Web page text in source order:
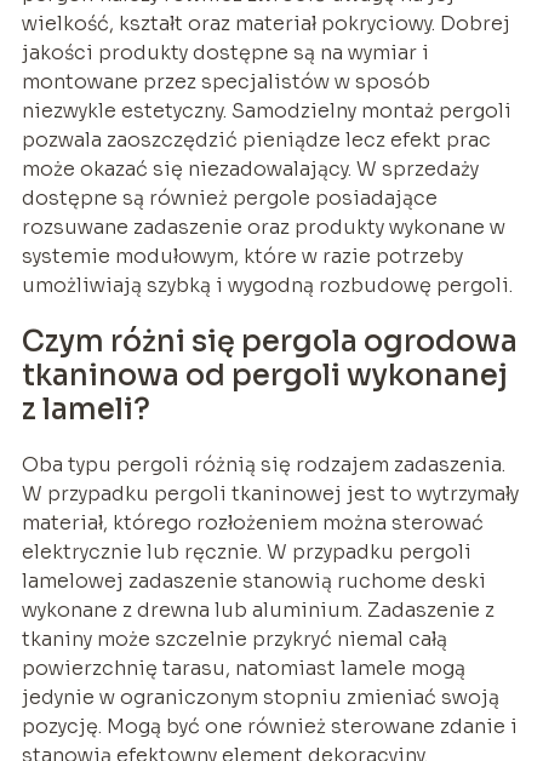
wielkość, kształt oraz materiał pokryciowy. Dobrej
jakości produkty dostępne są na wymiar i
montowane przez specjalistów w sposób
niezwykle estetyczny. Samodzielny montaż pergoli
pozwala zaoszczędzić pieniądze lecz efekt prac
może okazać się niezadowalający. W sprzedaży
dostępne są również pergole posiadające
rozsuwane zadaszenie oraz produkty wykonane w
systemie modułowym, które w razie potrzeby
umożliwiają szybką i wygodną rozbudowę pergoli.
Czym różni się pergola ogrodowa
tkaninowa od pergoli wykonanej
z lameli?
Oba typu pergoli różnią się rodzajem zadaszenia.
W przypadku pergoli tkaninowej jest to wytrzymały
materiał, którego rozłożeniem można sterować
elektrycznie lub ręcznie. W przypadku pergoli
lamelowej zadaszenie stanowią ruchome deski
wykonane z drewna lub aluminium. Zadaszenie z
tkaniny może szczelnie przykryć niemal całą
powierzchnię tarasu, natomiast lamele mogą
jedynie w ograniczonym stopniu zmieniać swoją
pozycję. Mogą być one również sterowane zdanie i
stanowią efektowny element dekoracyjny.